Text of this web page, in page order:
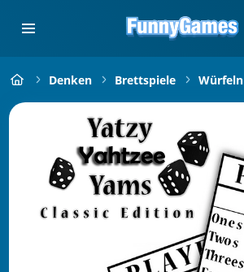
Denken Brettspiele Würfeln